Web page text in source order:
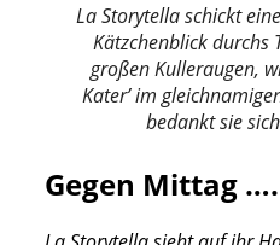
La Storytella schickt
Kätzchenblick durchs
großen Kulleraugen,
Kater’ im
bedankt sie
Gegen Mittag ….